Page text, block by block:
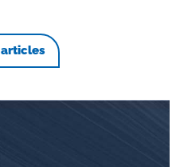
articles